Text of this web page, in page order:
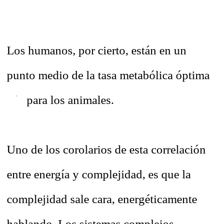
Los humanos, por cierto, están en un
punto medio de la tasa metabólica óptima
para los animales.
Uno de los corolarios de esta correlación
entre energía y complejidad, es que la
complejidad sale cara, energéticamente